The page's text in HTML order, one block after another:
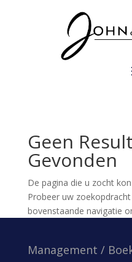
Geen
Gevonden
De pagina die u zocht
Probeer uw
bovenstaande navigatie
Management /